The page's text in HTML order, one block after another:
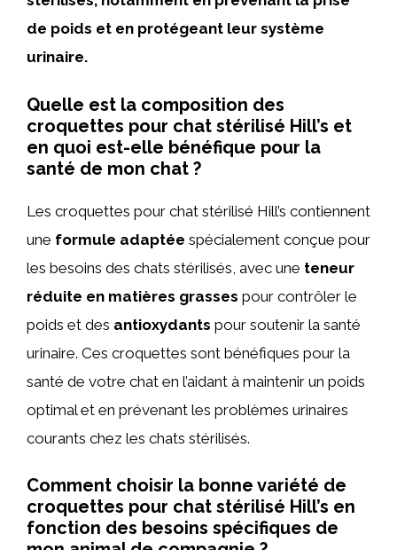
de poids et en protégeant leur système
urinaire.
Quelle est la composition des
croquettes pour chat stérilisé Hill’s et
en quoi est-elle bénéfique pour la
santé de mon chat ?
Les croquettes pour chat stérilisé Hill’s contiennent
une formule adaptée spécialement conçue pour
les besoins des chats stérilisés, avec une teneur
réduite en matières grasses pour contrôler le
poids et des antioxydants pour soutenir la santé
urinaire. Ces croquettes sont bénéfiques pour la
santé de votre chat en l’aidant à maintenir un poids
optimal et en prévenant les problèmes urinaires
courants chez les chats stérilisés.
Comment choisir la bonne variété de
croquettes pour chat stérilisé Hill’s en
fonction des besoins spécifiques de